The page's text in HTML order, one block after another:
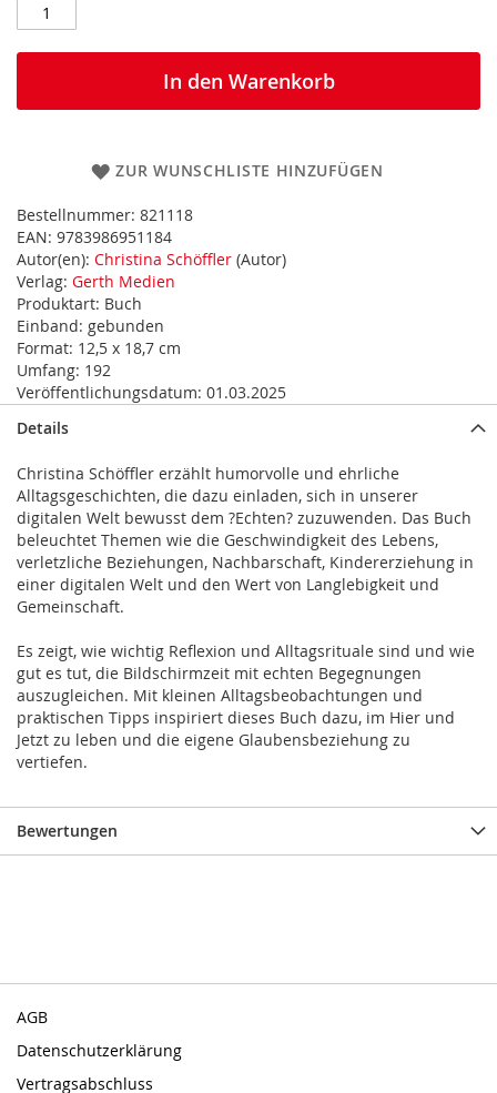
In den Warenkorb
ZUR WUNSCHLISTE HINZUFÜGEN
Bestellnummer: 821118
EAN: 9783986951184
Autor(en): Christina Schöffler (Autor)
Verlag: Gerth Medien
Produktart: Buch
Einband: gebunden
Format: 12,5 x 18,7 cm
Umfang: 192
Veröffentlichungsdatum: 01.03.2025
Details
Christina Schöffler erzählt humorvolle und ehrliche
Alltagsgeschichten, die dazu einladen, sich in unserer
digitalen Welt bewusst dem ?Echten? zuzuwenden. Das Buch
beleuchtet Themen wie die Geschwindigkeit des Lebens,
verletzliche Beziehungen, Nachbarschaft, Kindererziehung in
einer digitalen Welt und den Wert von Langlebigkeit und
Gemeinschaft.
Es zeigt, wie wichtig Reflexion und Alltagsrituale sind und wie
gut es tut, die Bildschirmzeit mit echten Begegnungen
auszugleichen. Mit kleinen Alltagsbeobachtungen und
praktischen Tipps inspiriert dieses Buch dazu, im Hier und
Jetzt zu leben und die eigene Glaubensbeziehung zu
vertiefen.
Bewertungen
AGB
Datenschutzerklärung
Vertragsabschluss